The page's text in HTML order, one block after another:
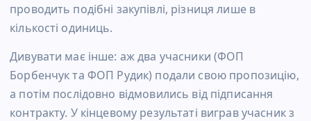
проводить подібні закупівлі, різниця лише в
кількості одиниць.
Дивувати має інше: аж два учасники (ФОП
Борбенчук та ФОП Рудик) подали свою пропозицію,
а потім послідовно відмовились від підписання
контракту. У кінцевому результаті виграв учасник з